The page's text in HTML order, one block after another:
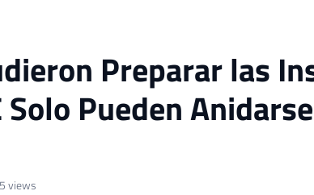
Preparar las
Solo Pueden
views